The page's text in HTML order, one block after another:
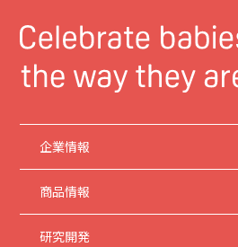
企業情報
商品情報
研究開発